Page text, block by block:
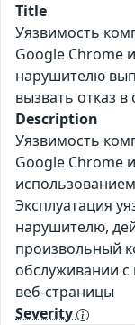
Title
Уязвимость
Google Chrome
нарушителю
вызвать отказ
Description
Уязвимость
Google Chrome
Эксплуатация
нарушителю,
произвольный
обслуживании
веб-страницы
Severity